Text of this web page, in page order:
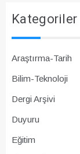
Kategoriler
Araştırma-Tarih
Bilim-Teknoloji
Dergi Arşivi
Duyuru
Eğitim